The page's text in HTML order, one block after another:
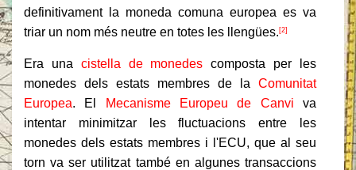
definitivament la moneda comuna europea es va
triar un nom més neutre en totes les llengües. [2]
Era una cistella de monedes composta per les
monedes dels estats membres de la Comunitat
Europea. El Mecanisme Europeu de Canvi va
intentar minimitzar les fluctuacions entre les
monedes dels estats membres i l'ECU, que al seu
torn va ser utilitzat també en algunes transaccions